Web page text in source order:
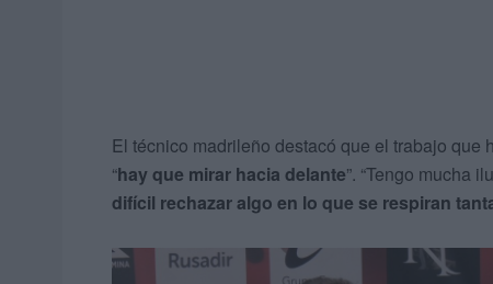
El técnico madrileño destacó que el trabajo que
“hay que mirar hacia delante”. “Tengo mucha
difícil rechazar algo en lo que se respiran